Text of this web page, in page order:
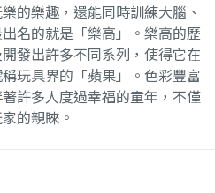
的樂趣，還能同時訓練大腦、
名的就是「樂高」。樂高的歷
發出許多不同系列，使得它在
玩具界的「蘋果」。色彩豐富
許多人度過幸福的童年，不僅
的親睞。